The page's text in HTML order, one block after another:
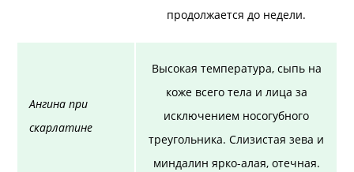
продолжается до недели.
Ангина при
скарлатине
Высокая температура, сыпь на
коже всего тела и лица за
исключением носогубного
треугольника. Слизистая зева и
миндалин ярко-алая, отечная.